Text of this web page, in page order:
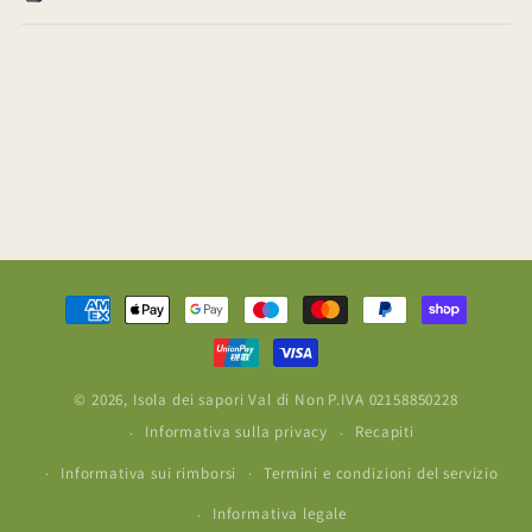
Metodi
di
© 2026, Isola dei sapori Val di Non P.IVA 02158850228
Informativa sulla privacy
Recapiti
Informativa sui rimborsi Termini e condizioni del servizio
Informativa legale